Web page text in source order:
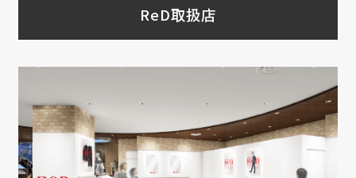
ReD取扱店